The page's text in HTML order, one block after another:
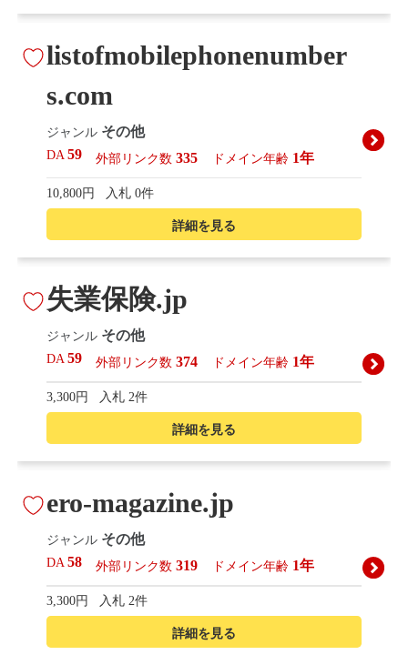
詳細を見る
listofmobilephonenumber
s.com
ジャンル その他
DA59 外部リンク数 335 ドメイン年齢 1年
10,800円 入札 0件
詳細を見る
失業保険.jp
ジャンル その他
DA59 外部リンク数 374 ドメイン年齢 1年
3,300円 入札 2件
詳細を見る
ero-magazine.jp
ジャンル その他
DA58 外部リンク数 319 ドメイン年齢 1年
3,300円 入札 2件